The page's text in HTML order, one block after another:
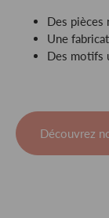
Des pièces
Une
Des motifs
Découvrez